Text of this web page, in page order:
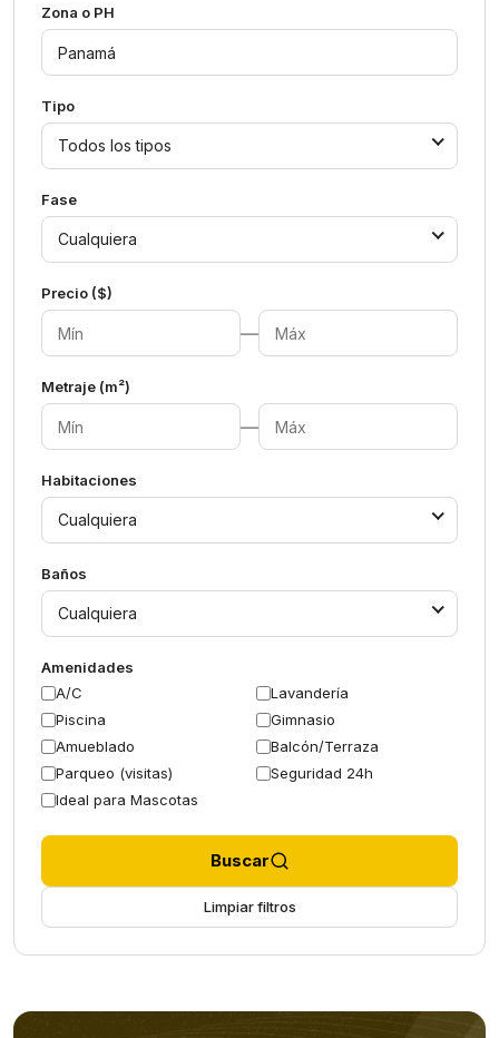
Zona o PH
Tipo
Todos los tipos
Fase
Cualquiera
Precio ($)
—
Metraje (m²)
—
Habitaciones
Cualquiera
Baños
Cualquiera
Amenidades
A/C
Lavandería
Piscina
Gimnasio
Amueblado
Balcón/Terraza
Parqueo (visitas)
Seguridad 24h
Ideal para Mascotas
Buscar
Limpiar filtros